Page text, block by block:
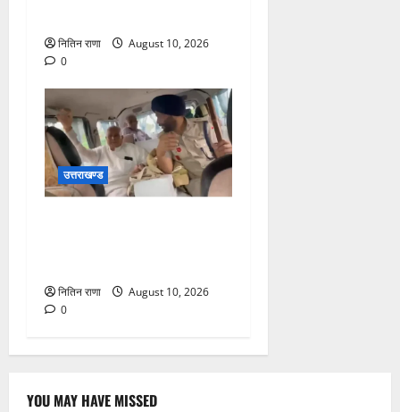
नितिन राणा
August 10, 2026
0
उत्तराखण्ड
नितिन राणा
August 10, 2026
0
YOU MAY HAVE MISSED